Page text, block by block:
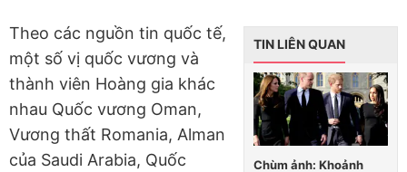
TIN LIÊN QUAN
Chùm ảnh: Khoảnh
Theo các nguồn tin quốc tế,
một số vị quốc vương và
thành viên Hoàng gia khác
nhau Quốc vương Oman,
Vương thất Romania, Alman
của Saudi Arabia, Quốc